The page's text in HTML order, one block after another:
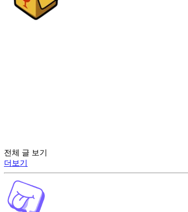
전체 글 보기
더보기